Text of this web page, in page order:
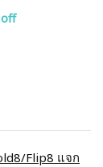
Flip8 แจก